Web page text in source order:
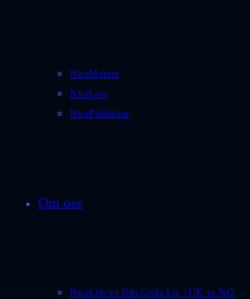
NiceMentor
NiceLaw
NicePublisher
Om oss
NiceLife vs Ditt Gode Liv | UK vs NO